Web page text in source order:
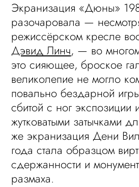
Экранизация «Дюны»
разочаровала —
режиссёрском кресле
Дэвид Линч, — во
это сияющее, броское
великолепие не могло
повально бездарной
сбитой с ног экспозиции
жутковатыми затычками
же экранизация Дени
года стала образцом
сдержанности и
размаха.